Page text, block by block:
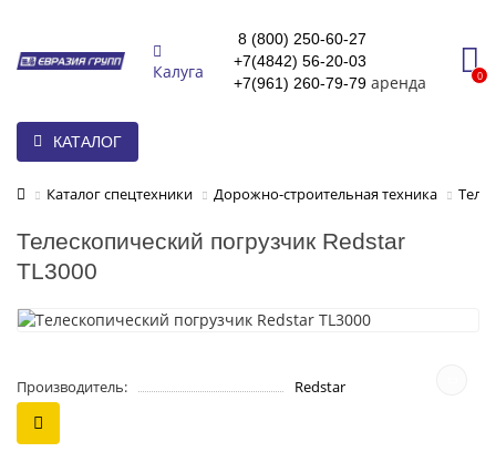
Калуга
8 (800) 250-60-27
+7(4842) 56-20-03
+7(961) 260-79-79 аренда 0
КАТАЛОГ
Каталог спецтехники Дорожно-строительная техника
Телескопический погрузчик Redstar
TL3000
Производитель: Redstar